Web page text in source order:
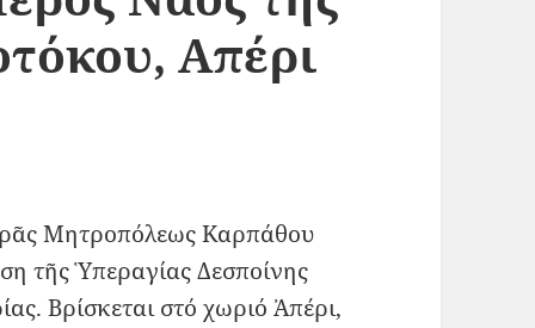
Απέρι
Μητροπόλεως Καρπάθου
τῆς Ὑπεραγίας Δεσποίνης
Βρίσκεται στό χωριό Ἀπέρι,